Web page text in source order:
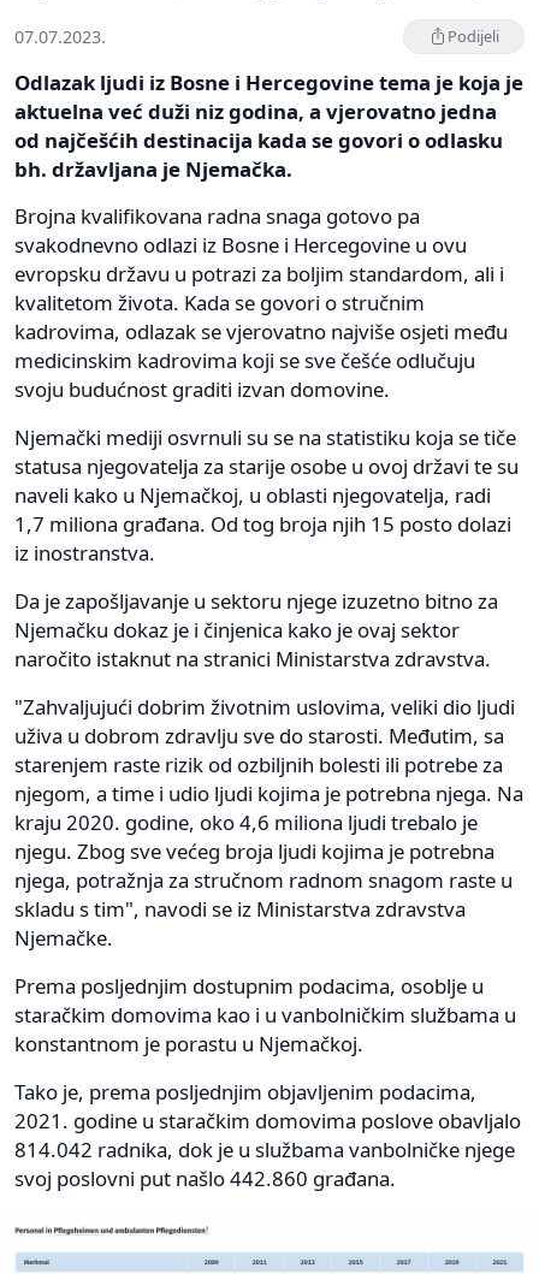
07.07.2023. Podijeli
Odlazak ljudi iz Bosne i Hercegovine tema je koja je
aktuelna već duži niz godina, a vjerovatno jedna
od najčešćih destinacija kada se govori o odlasku
bh. državljana je Njemačka.
Brojna kvalifikovana radna snaga gotovo pa
svakodnevno odlazi iz Bosne i Hercegovine u ovu
evropsku državu u potrazi za boljim standardom, ali i
kvalitetom života. Kada se govori o stručnim
kadrovima, odlazak se vjerovatno najviše osjeti među
medicinskim kadrovima koji se sve češće odlučuju
svoju budućnost graditi izvan domovine.
Njemački mediji osvrnuli su se na statistiku koja se tiče
statusa njegovatelja za starije osobe u ovoj državi te su
naveli kako u Njemačkoj, u oblasti njegovatelja, radi
1,7 miliona građana. Od tog broja njih 15 posto dolazi
iz inostranstva.
Da je zapošljavanje u sektoru njege izuzetno bitno za
Njemačku dokaz je i činjenica kako je ovaj sektor
naročito istaknut na stranici Ministarstva zdravstva.
"Zahvaljujući dobrim životnim uslovima, veliki dio ljudi
uživa u dobrom zdravlju sve do starosti. Međutim, sa
starenjem raste rizik od ozbiljnih bolesti ili potrebe za
njegom, a time i udio ljudi kojima je potrebna njega. Na
kraju 2020. godine, oko 4,6 miliona ljudi trebalo je
njegu. Zbog sve većeg broja ljudi kojima je potrebna
njega, potražnja za stručnom radnom snagom raste u
skladu s tim", navodi se iz Ministarstva zdravstva
Njemačke.
Prema posljednjim dostupnim podacima, osoblje u
staračkim domovima kao i u vanbolničkim službama u
konstantnom je porastu u Njemačkoj.
Tako je, prema posljednjim objavljenim podacima,
2021. godine u staračkim domovima poslove obavljalo
814.042 radnika, dok je u službama vanbolničke njege
svoj poslovni put našlo 442.860 građana.